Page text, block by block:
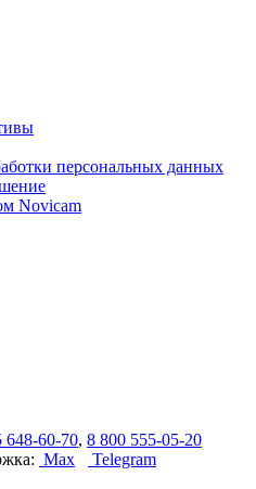
персональных данных
Novicam
648-60-70, 8 800 555-05-20
Max
Telegram